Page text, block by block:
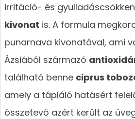
irritáció- és
kivonat is. A formula
punarnava kivonatával, ami
Ázsiából származó
található benne ciprus
amely a tápláló hatásért
összetevő azért került az